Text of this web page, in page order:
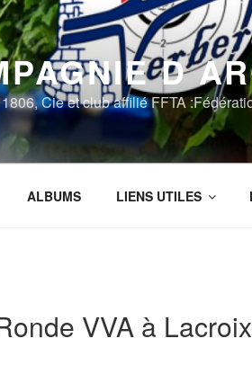
D
Cie et club affilié FFTA
ALBUMS LIENS UTILES
VVA à